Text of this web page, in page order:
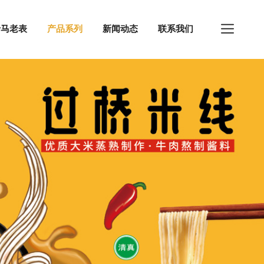
老表 产品系列 新闻动态 联系我们